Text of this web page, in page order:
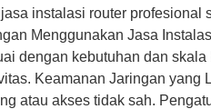
instalasi router
Menggunakan Jasa
dengan kebutuhan dan
Keamanan Jaringan yang
atau akses tidak sah.